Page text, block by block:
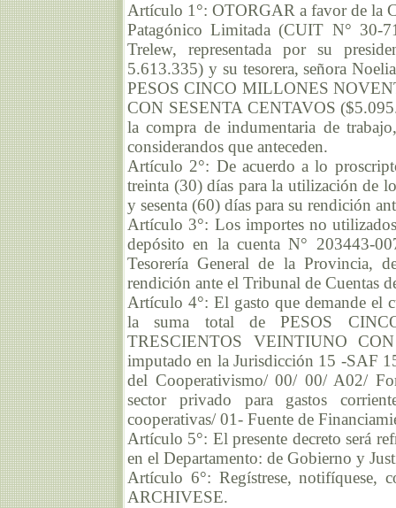
Artículo 1°: OTORGAR a favor de la
Patagónico Limitada (CUIT N° 30-
Trelew, representada por su
5.613.335) y su tesorera, señora
PESOS CINCO MILLONES
CON SESENTA CENTAVOS
la compra de indumentaria de
considerandos que anteceden.
Artículo 2°: De acuerdo a lo
treinta (30) días para la utilización de
y sesenta (60) días para su rendición
Artículo 3°: Los importes no
depósito en la cuenta N° 203443-
Tesorería General de la Provincia,
rendición ante el Tribunal de Cuentas
Artículo 4°: El gasto que demande el
la suma total de PESOS
TRESCIENTOS VEINTIUNO
imputado en la Jurisdicción 15 -SAF
del Cooperativismo/ 00/ 00/ A02/
sector privado para gastos
cooperativas/ 01- Fuente de
Artículo 5°: El presente decreto será
en el Departamento: de Gobierno y
Artículo 6°: Regístrese, notifíquese,
ARCHIVESE.